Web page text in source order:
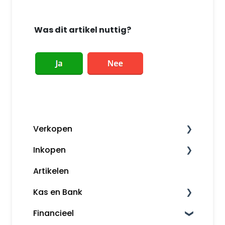
Was dit artikel nuttig?
Verkopen
Factureren
Herinneringen en aanmaningen
Klanten
Kassa
Inkopen
Leveranciers
Artikelen
Kas en Bank
Bankkoppeling
Financieel